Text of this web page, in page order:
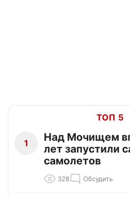
ТОП 5
1
Над Мочищем
лет запустили
самолетов
328 Обсудить